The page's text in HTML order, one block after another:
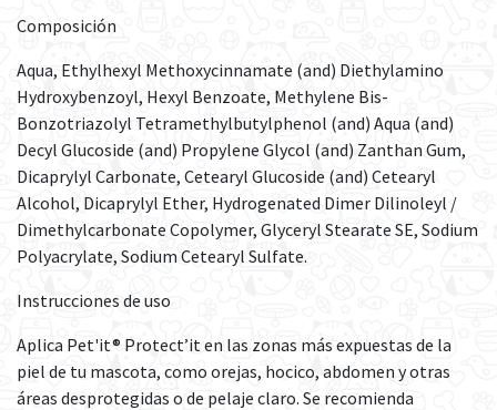
Composición
Aqua, Ethylhexyl Methoxycinnamate (and) Diethylamino
Hydroxybenzoyl, Hexyl Benzoate, Methylene Bis-
Bonzotriazolyl Tetramethylbutylphenol (and) Aqua (and)
Decyl Glucoside (and) Propylene Glycol (and) Zanthan Gum,
Dicaprylyl Carbonate, Cetearyl Glucoside (and) Cetearyl
Alcohol, Dicaprylyl Ether, Hydrogenated Dimer Dilinoleyl /
Dimethylcarbonate Copolymer, Glyceryl Stearate SE, Sodium
Polyacrylate, Sodium Cetearyl Sulfate.
Instrucciones de uso
Aplica Pet'it® Protect’it en las zonas más expuestas de la
piel de tu mascota, como orejas, hocico, abdomen y otras
áreas desprotegidas o de pelaje claro. Se recomienda